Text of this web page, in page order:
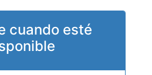
cuando esté